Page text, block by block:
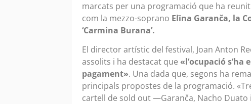
marcats per una programació que ha
com la mezzo-soprano Elīna Garanča, la
‘Carmina Burana’.
El director artístic del festival, Joan Anton
assolits i ha destacat que «l’ocupació
pagament». Una dada que, segons ha
principals propostes de la programació.
cartell de sold out —Garanča, Nacho Duato